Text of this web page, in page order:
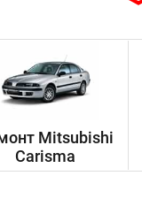
Mitsubishi
Carisma